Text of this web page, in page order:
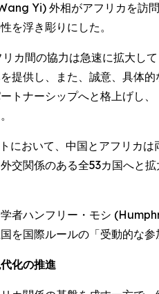
Yi) 外相がアフリカを訪
を浮き彫りにした。
カ間の協力は急速に拡大
提供し、また、誠意、具体
トナーシップへと格上げし
において、中国とアフリカ
交関係のある全53カ国へと
者ハンフリー・モシ
を国際ルールの「受動的な
化の推進